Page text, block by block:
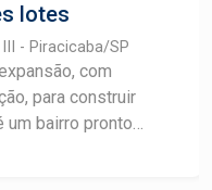
lotes
Parque Residencial Monte Rey III - Piracicaba/SP
com
para construir